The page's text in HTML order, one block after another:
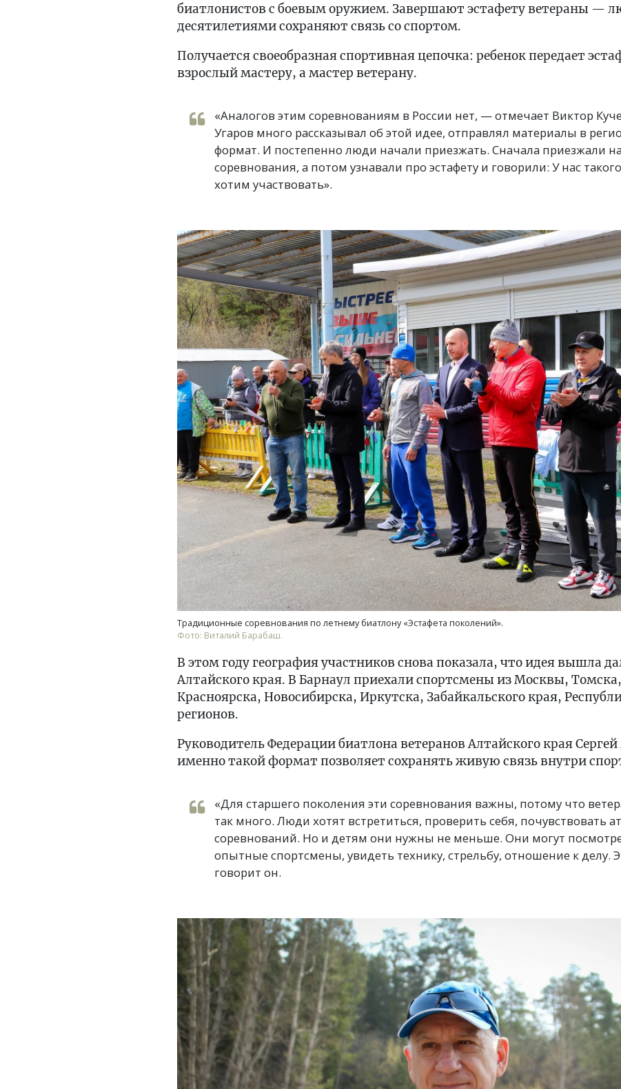
биатлонистов с боевым оружием. Завершают эстафету ветераны —
десятилетиями сохраняют связь со спортом.
Получается своеобразная спортивная цепочка: ребенок передает
взрослый мастеру, а мастер ветерану.
«Аналогов этим соревнованиям в России нет, — отмечает Виктор
Угаров много рассказывал об этой идее, отправлял материалы в
формат. И постепенно люди начали приезжать. Сначала приезжали
соревнования, а потом узнавали про эстафету и говорили: У нас
хотим участвовать».
Традиционные соревнования по летнему биатлону «Эстафета поколений».
Фото: Виталий Барабаш.
В этом году география участников снова показала, что идея вышла
Алтайского края. В Барнаул приехали спортсмены из Москвы,
Красноярска, Новосибирска, Иркутска, Забайкальского края,
регионов.
Руководитель Федерации биатлона ветеранов Алтайского края
именно такой формат позволяет сохранять живую связь внутри
«Для старшего поколения эти соревнования важны, потому что
так много. Люди хотят встретиться, проверить себя, почувствовать
соревнований. Но и детям они нужны не меньше. Они могут
опытные спортсмены, увидеть технику, стрельбу, отношение к делу.
говорит он.